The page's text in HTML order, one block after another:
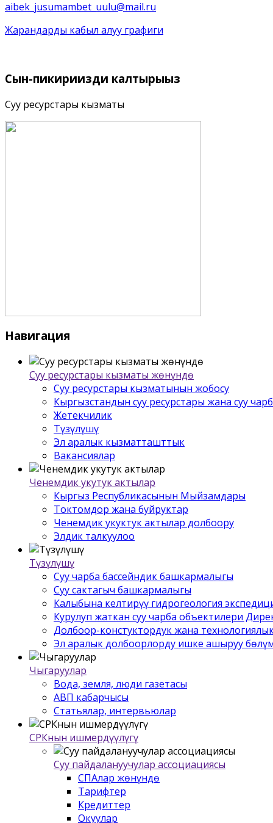
aibek_jusumambet_uulu@mail.ru
Жарандарды кабыл алуу графиги
Сын-пикириңизди калтырыңыз
Суу ресурстары кызматы
Навигация
Суу ресурстары кызматы жѳнүндѳ
Суу ресурстары кызматынын жобосу
Кыргызстандын суу ресурстары жана суу
Жетекчилик
Түзүлүшү
Эл аралык кызматташттык
Вакансиялар
Ченемдик укутук актылар
Кыргыз Республикасынын Мыйзамдары
Токтомдор жана буйруктар
Ченемдик укуктук актылар долбоору
Элдик талкуулоо
Түзүлүшү
Суу чарба бассейндик башкармалыгы
Суу сактагыч башкармалыгы
Калыбына келтирүү гидрогеология
Курулуп жаткан суу чарба объектилери
Долбоор-констуктордук жана
Эл аралык долбоорлорду ишке ашыруу
Чыгаруулар
Вода, земля, люди газетасы
АВП кабарчысы
Статьялар, интервьюлар
СРКнын ишмердүүлүгү
Суу пайдалануучулар ассоциациясы
СПАлар жѳнүндѳ
Тарифтер
Кредиттер
Окуулар